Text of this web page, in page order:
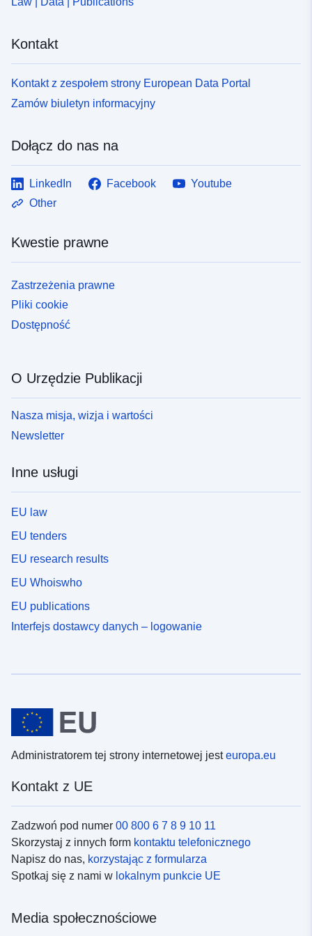
Kontakt
Kontakt z zespołem strony European Data Portal
Zamów biuletyn informacyjny
Dołącz do nas na
LinkedIn Facebook
Youtube
Other
Kwestie prawne
Zastrzeżenia prawne
Pliki cookie
Dostępność
O Urzędzie Publikacji
Nasza misja, wizja i wartości
Newsletter
Inne usługi
EU law
EU tenders
EU research results
EU Whoiswho
EU publications
Interfejs dostawcy danych – logowanie
Administratorem tej strony internetowej jesteuropa.eu
Kontakt z UE
Zadzwoń pod numer 00 800 6 7 8 9 10 11
Skorzystaj z innych form kontaktu telefonicznego
Napisz do nas, korzystając z formularza
Spotkaj się z nami w lokalnym punkcie UE
Media społecznościowe